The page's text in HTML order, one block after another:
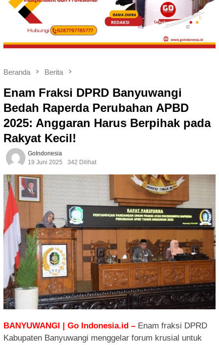
Beranda Berita
Enam Fraksi DPRD Banyuwangi
Bedah Raperda Perubahan APBD
2025: Anggaran Harus Berpihak pada
Rakyat Kecil!
GoIndonesia
19 Juni 2025
342 Dilihat
BANYUWANGI | Go Indonesia.id – Enam fraksi DPRD
Kabupaten Banyuwangi menggelar forum krusial untuk